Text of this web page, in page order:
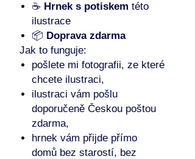
☕ Hrnek s potiskem této
ilustrace
📦 Doprava zdarma
Jak to funguje:
pošlete mi fotografii, ze které
chcete ilustraci,
ilustraci vám pošlu
doporučeně Českou poštou
zdarma,
hrnek vám přijde přímo
domů bez starostí, bez